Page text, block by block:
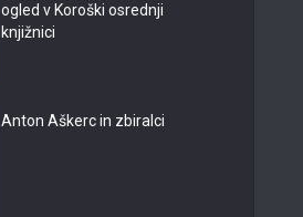
ogled v Koroški osrednji
knjižnici
Anton Aškerc in zbiralci